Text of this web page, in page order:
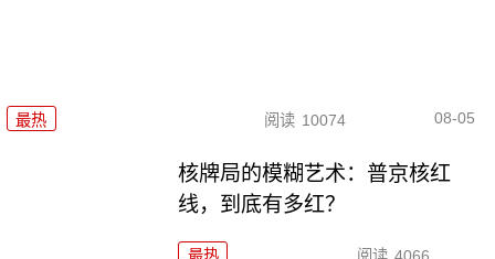
最热 阅读 10074 08-05
核牌局的模糊艺术：普京核红
线，到底有多红？